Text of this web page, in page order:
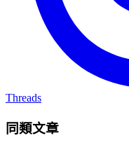
Threads
同類文章